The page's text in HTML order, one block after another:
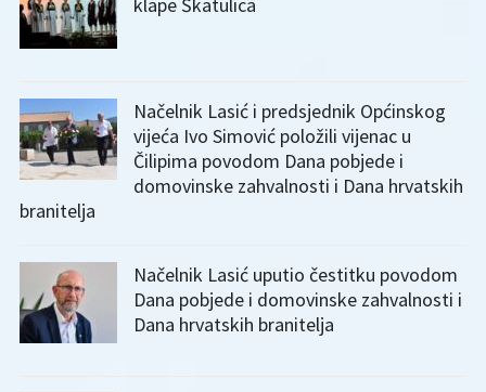
Načelnik Lasić i predsjednik Općinskog
vijeća Ivo Simović položili vijenac u
Čilipima povodom Dana pobjede i
domovinske zahvalnosti i Dana hrvatskih
branitelja
Načelnik Lasić uputio čestitku povodom
Dana pobjede i domovinske zahvalnosti i
Dana hrvatskih branitelja